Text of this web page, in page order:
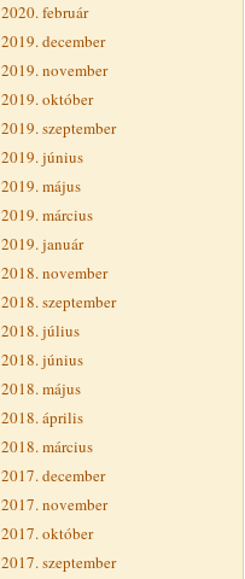
2020. február
2019. december
2019. november
2019. október
2019. szeptember
2019. június
2019. május
2019. március
2019. január
2018. november
2018. szeptember
2018. július
2018. június
2018. május
2018. április
2018. március
2017. december
2017. november
2017. október
2017. szeptember